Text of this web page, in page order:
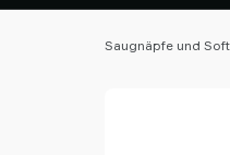
Saugnäpfe und